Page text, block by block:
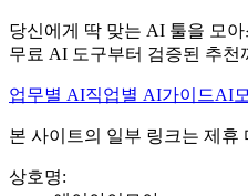
당신에게 딱 맞는 AI 툴을 모
무료 AI 도구부터 검증된 추천
업무별 AI직업별 AI가이드AI
본 사이트의 일부 링크는 제휴
상호명: